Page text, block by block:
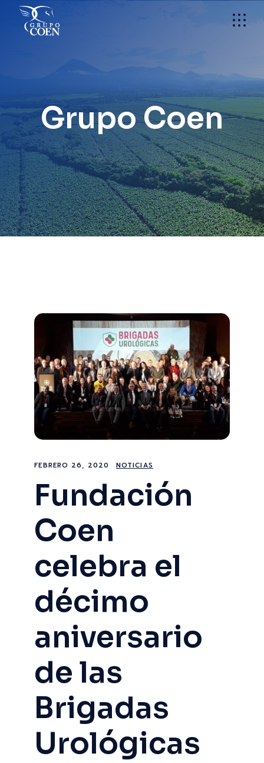
content
Grupo Coen
FEBRERO 26, 2020 NOTICIAS
Fundación
Coen
celebra el
décimo
aniversario
de las
Brigadas
Urológicas